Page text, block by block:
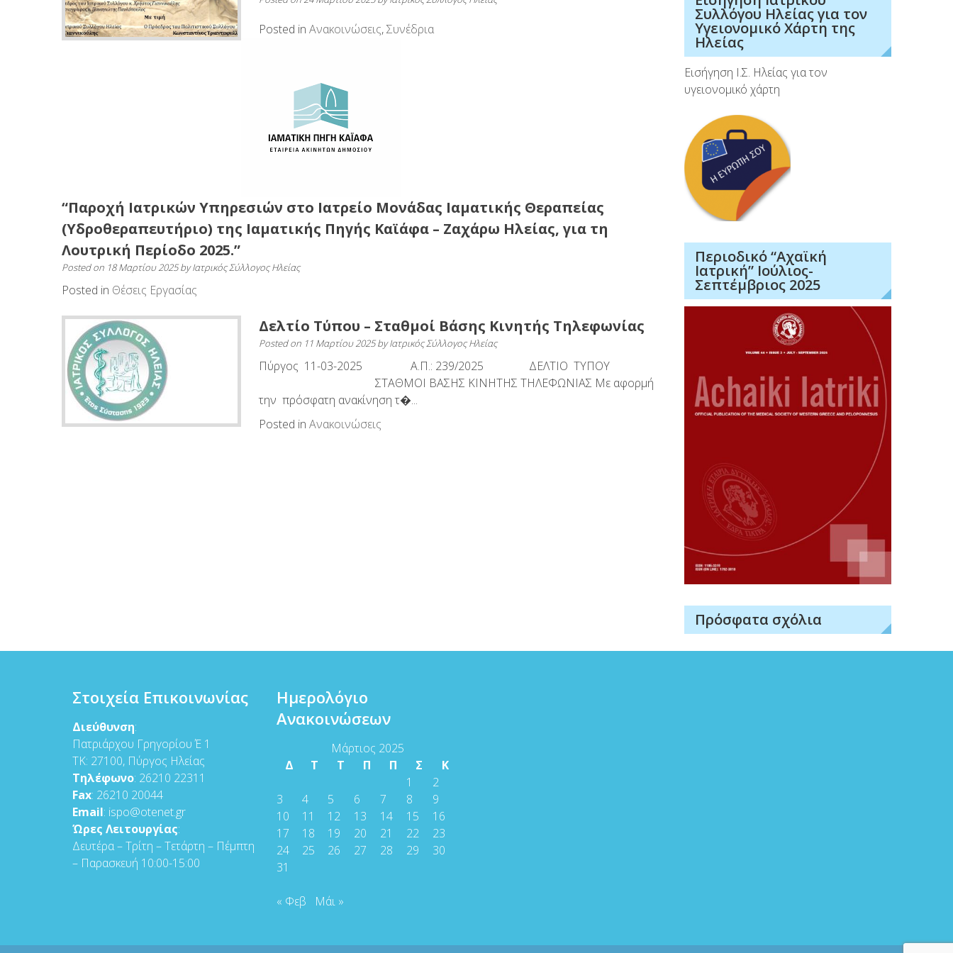
Posted in Ανακοινώσεις,Συνέδρια
“Παροχή Ιατρικών Υπηρεσιών στο Ιατρείο Μονάδας Ιαματικής Θεραπείας
(Υδροθεραπευτήριο) της Ιαματικής Πηγής Καϊάφα – Ζαχάρω Ηλείας, για τη
Λουτρική Περίοδο 2025.”
Posted on 18 Μαρτίου 2025byΙατρικός Σύλλογος Ηλείας
Posted in Θέσεις Εργασίας
Δελτίο Τύπου – Σταθμοί Βάσης Κινητής Τηλεφωνίας
Posted on 11 Μαρτίου 2025byΙατρικός Σύλλογος Ηλείας
Πύργος 11-03-2025 Α.Π.: 239/2025 ΔΕΛΤΙΟ ΤΥΠΟΥ
ΣΤΑΘΜΟΙ ΒΑΣΗΣ ΚΙΝΗΤΗΣ ΤΗΛΕΦΩΝΙΑΣ Με αφορμή
την πρόσφατη ανακίνηση τ�...
Posted in Ανακοινώσεις
Συλλόγου Ηλείας για τον
Υγειονομικό Χάρτη της
Ηλείας
Εισήγηση Ι.Σ. Ηλείας για τον
υγειονομικό χάρτη
Περιοδικό “Αχαϊκή
Ιατρική” Ιούλιος-
Σεπτέμβριος 2025
Πρόσφατα σχόλια
Στοιχεία Επικοινωνίας
Διεύθυνση:
Πατριάρχου Γρηγορίου Έ 1
ΤΚ: 27100, Πύργος Ηλείας
Τηλέφωνο: 26210 22311
Fax: 26210 20044
Email: ispo@otenet.gr
Ώρες Λειτουργίας:
Δευτέρα – Τρίτη – Τετάρτη – Πέμπτη
– Παρασκευή 10:00-15:00
Ημερολόγιο
Ανακοινώσεων
Μάρτιος 2025
Δ
Τ Τ Π Π Σ
Κ
1
2
3
4 5 6 7 8
9
10
11 12 13 14 15
16
17
18 19 20 21 22
23
24
25 26 27 28 29
30
31
« Φεβ Μάι »